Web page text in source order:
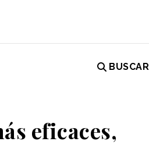
BUSCAR
eficaces,